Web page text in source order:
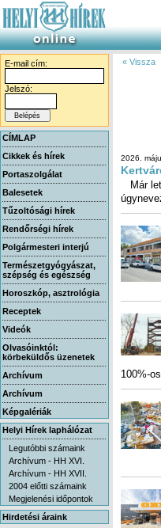
E-mail cím:
Jelszó:
CÍMLAP
Cikkek és hírek
Portaszolgálat
Balesetek
Tűzoltósági hírek
Rendőrségi hírek
Polgármesteri interjú
Természetgyógyászat,
szépség és egészség
Horoszkóp, asztrológia
Receptek
Videók
Olvasóinktól:
körbeküldős üzenetek
Archívum
Archívum
Képgalériák
Helyi Hírek laphálózat
Legutóbbi számaink
Archívum - HH XVI.
Archívum - HH XVII.
2004 előtti számaink
Megjelenési időpontok
Hirdetési áraink
« Vissza
2026.
Már
100%-